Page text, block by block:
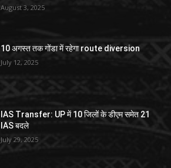
August 3, 2025
10 अगस्त तक गोंडा में रहेगा route diversion
July 12, 2025
IAS Transfer: UP में 10 जिलों के डीएम समेत 21
IAS बदले
July 29, 2025